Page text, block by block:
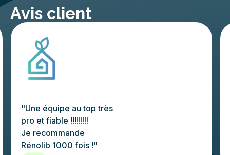
Avis client
"Une équipe au top très
pro et fiable !!!!!!!!!
Je recommande
Rénolib 1000 fois !"